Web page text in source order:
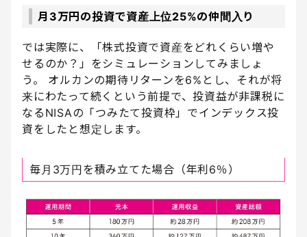
月3万円の投資で資産上位25%の仲間入り
では実際に、「株式投資で資産をどれくらい増や
せるのか？」をシミュレーションしてみましょ
う。 オルカンの期待リターンを6%とし、それが将
来にわたって続くという前提で、投資益が非課税に
なるNISAの「つみたて投資枠」でインデックス投
資をしたと想定します。
毎月3万円を積み立てた場合（年利6％）